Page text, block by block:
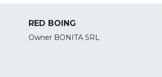
RED BOING
Owner BONITA SRL